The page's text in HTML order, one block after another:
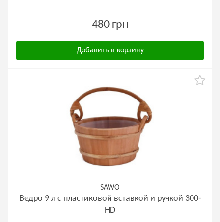
480 грн
Добавить в корзину
SAWO
Ведро 9 л с пластиковой вставкой и ручкой 300-
HD